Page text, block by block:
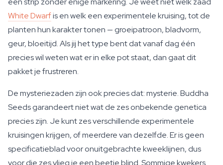
White Dwarfis en welk een experimentele kruising, tot de
planten hun karakter tonen — groeipatroon, bladvorm,
geur, bloeitijd. Als jij het type bent dat vanaf dag één
precies wil weten wat er in elke pot staat, dan gaat dit
pakket je frustreren.
De mysteriezaden zijn ook precies dat: mysterie. Buddha
Seeds garandeert niet wat de zes onbekende genetica
precies zijn. Je kunt zes verschillende experimentele
kruisingen krijgen, of meerdere van dezelfde. Er is geen
specificatieblad voor onuitgebrachte kweeklijnen, dus
voor die zes vlieg je een beetje blind. Sommige kwekers